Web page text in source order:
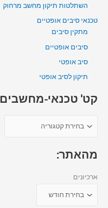
השתלטות תיקון מחשב מרחוק
טכנאי סיבים אופטיים
מתקין סיבים
סיבים אופטיים
סיב אופטי
תיקון לסיב אופטי
קט' טכנאי-מחשבים
מהאתר:
ארכיונים